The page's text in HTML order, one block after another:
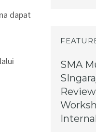
dapat
SMA